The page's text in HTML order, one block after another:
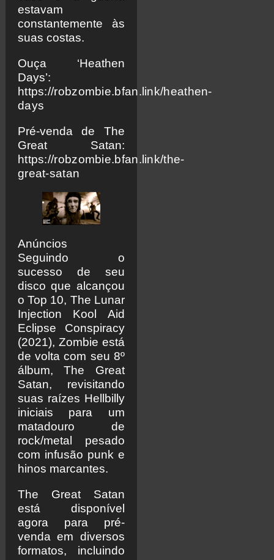
estavam
constantemente às
suas costas.
Ouça ‘Heathen
Days’:
https://robzombie.bfan.link/heathen-
days
Pré-venda de The
Great Satan:
https://robzombie.bfan.link/the-
great-satan
Anúncios
Seguindo o
sucesso de seu
disco que alcançou
o Top 10, The Lunar
Injection Kool Aid
Eclipse Conspiracy
(2021), Zombie está
de volta com seu 8º
álbum, The Great
Satan, revisitando
suas raízes Hellbilly
iniciais para um
matadouro de
rock/metal pesado
com infusão punk e
hinos marcantes.
The Great Satan
está disponível
agora para pré-
venda em diversos
formatos, incluindo